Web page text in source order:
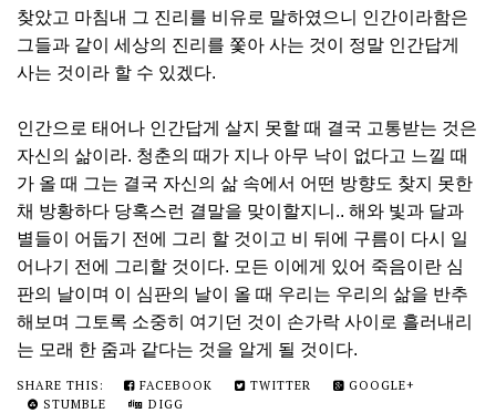
찾았고 마침내 그 진리를 비유로 말하였으니 인간이라함은
그들과 같이 세상의 진리를 쫓아 사는 것이 정말 인간답게
사는 것이라 할 수 있겠다.
인간으로 태어나 인간답게 살지 못할 때 결국 고통받는 것은
자신의 삶이라. 청춘의 때가 지나 아무 낙이 없다고 느낄 때
가 올 때 그는 결국 자신의 삶 속에서 어떤 방향도 찾지 못한
채 방황하다 당혹스런 결말을 맞이할지니.. 해와 빛과 달과
별들이 어둡기 전에 그리 할 것이고 비 뒤에 구름이 다시 일
어나기 전에 그리할 것이다. 모든 이에게 있어 죽음이란 심
판의 날이며 이 심판의 날이 올 때 우리는 우리의 삶을 반추
해보며 그토록 소중히 여기던 것이 손가락 사이로 흘러내리
는 모래 한 줌과 같다는 것을 알게 될 것이다.
SHARE THIS: FACEBOOK TWITTER
GOOGLE+
STUMBLE
DIGG